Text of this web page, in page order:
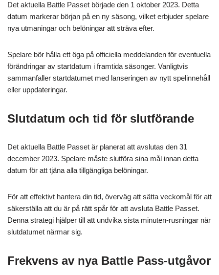
Det aktuella Battle Passet började den 1 oktober 2023. Detta
datum markerar början på en ny säsong, vilket erbjuder spelare
nya utmaningar och belöningar att sträva efter.
Spelare bör hålla ett öga på officiella meddelanden för eventuella
förändringar av startdatum i framtida säsonger. Vanligtvis
sammanfaller startdatumet med lanseringen av nytt spelinnehåll
eller uppdateringar.
Slutdatum och tid för slutförande
Det aktuella Battle Passet är planerat att avslutas den 31
december 2023. Spelare måste slutföra sina mål innan detta
datum för att tjäna alla tillgängliga belöningar.
För att effektivt hantera din tid, överväg att sätta veckomål för att
säkerställa att du är på rätt spår för att avsluta Battle Passet.
Denna strategi hjälper till att undvika sista minuten-rusningar när
slutdatumet närmar sig.
Frekvens av nya Battle Pass-utgåvor